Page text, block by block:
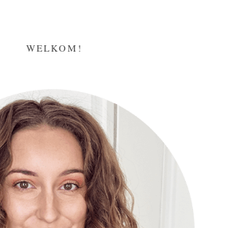
WELKOM!